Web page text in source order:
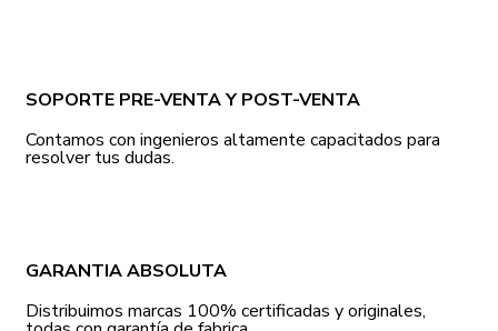
SOPORTE PRE-VENTA Y POST-VENTA
Contamos con ingenieros altamente capacitados para
resolver tus dudas.
GARANTIA ABSOLUTA
Distribuimos marcas 100% certificadas y originales,